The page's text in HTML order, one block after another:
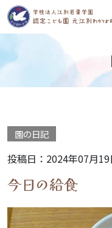
園の日記
投稿日：2024年07月19
今日の給食